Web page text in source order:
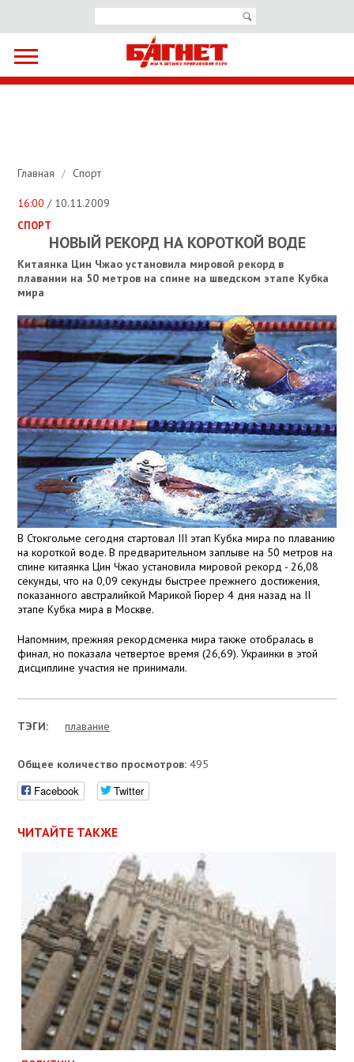
Главная / Спорт
16:00 / 10.11.2009
СПОРТ
НОВЫЙ РЕКОРД НА КОРОТКОЙ ВОДЕ
Китаянка Цин Чжао установила мировой рекорд в
плавании на 50 метров на спине на шведском этапе Кубка
мира
В Стокгольме сегодня стартовал III этап Кубка мира по плаванию
на короткой воде. В предварительном заплыве на 50 метров на
спине китаянка Цин Чжао установила мировой рекорд - 26,08
секунды, что на 0,09 секунды быстрее прежнего достижения,
показанного австралийкой Марикой Гюрер 4 дня назад на II
этапе Кубка мира в Москве.
Напомним, прежняя рекордсменка мира также отобралась в
финал, но показала четвертое время (26,69). Украинки в этой
дисциплине участия не принимали.
ТЭГИ: плавание
Общее количество просмотров: 495
Facebook Twitter
ЧИТАЙТЕ ТАКЖЕ